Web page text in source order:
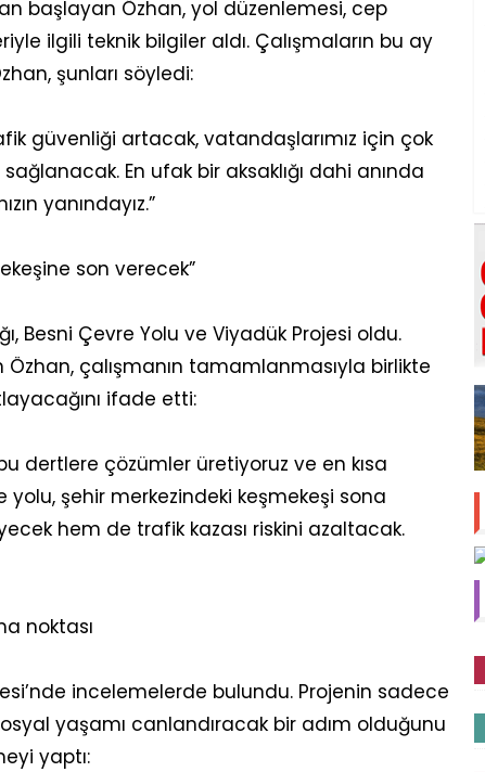
başlayan Özhan, yol düzenlemesi, cep
ilgili teknik bilgiler aldı. Çalışmaların bu ay
şunları söyledi:
güvenliği artacak, vatandaşlarımız için çok
En ufak bir aksaklığı dahi anında
yanındayız.”
son verecek”
Besni Çevre Yolu ve Viyadük Projesi oldu.
çalışmanın tamamlanmasıyla birlikte
ifade etti:
dertlere çözümler üretiyoruz ve en kısa
şehir merkezindeki keşmekeşi sona
hem de trafik kazası riskini azaltacak.
noktası
incelemelerde bulundu. Projenin sadece
yaşamı canlandıracak bir adım olduğunu
yaptı: